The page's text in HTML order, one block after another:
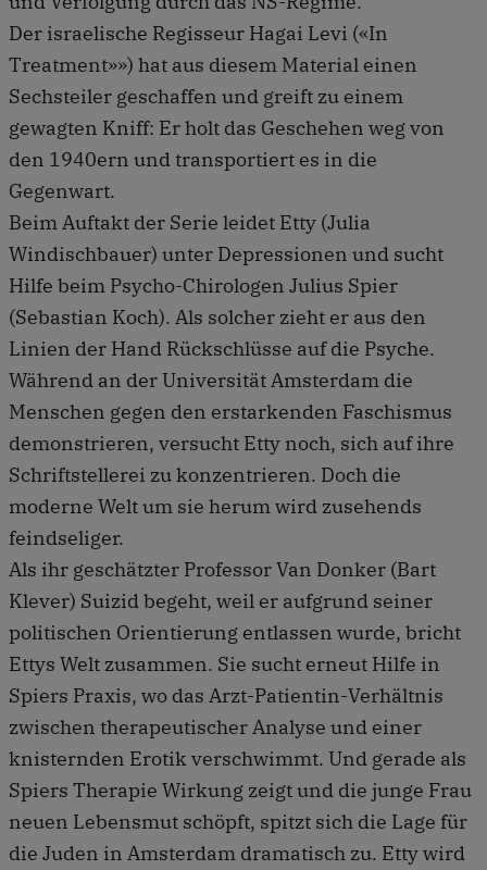
Der israelische Regisseur Hagai Levi («In
Treatment»») hat aus diesem Material einen
Sechsteiler geschaffen und greift zu einem
gewagten Kniff: Er holt das Geschehen weg von
den 1940ern und transportiert es in die
Gegenwart.
Beim Auftakt der Serie leidet Etty (Julia
Windischbauer) unter Depressionen und sucht
Hilfe beim Psycho-Chirologen Julius Spier
(Sebastian Koch). Als solcher zieht er aus den
Linien der Hand Rückschlüsse auf die Psyche.
Während an der Universität Amsterdam die
Menschen gegen den erstarkenden Faschismus
demonstrieren, versucht Etty noch, sich auf ihre
Schriftstellerei zu konzentrieren. Doch die
moderne Welt um sie herum wird zusehends
feindseliger.
Als ihr geschätzter Professor Van Donker (Bart
Klever) Suizid begeht, weil er aufgrund seiner
politischen Orientierung entlassen wurde, bricht
Ettys Welt zusammen. Sie sucht erneut Hilfe in
Spiers Praxis, wo das Arzt-Patientin-Verhältnis
zwischen therapeutischer Analyse und einer
knisternden Erotik verschwimmt. Und gerade als
Spiers Therapie Wirkung zeigt und die junge Frau
neuen Lebensmut schöpft, spitzt sich die Lage für
die Juden in Amsterdam dramatisch zu. Etty wird